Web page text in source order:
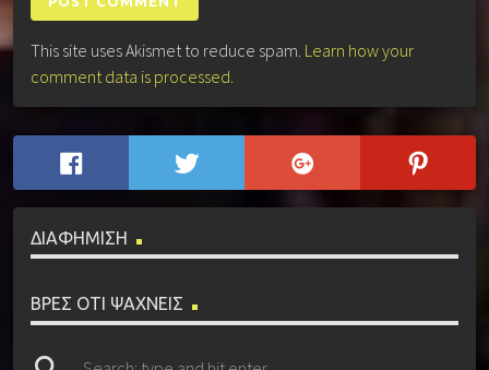
This site uses Akismet to reduce spam. Learn how your
comment data is processed.
ΔΙΑΦΗΜΙΣΗ
ΒΡΕΣ ΟΤΙ ΨΑΧΝΕΙΣ